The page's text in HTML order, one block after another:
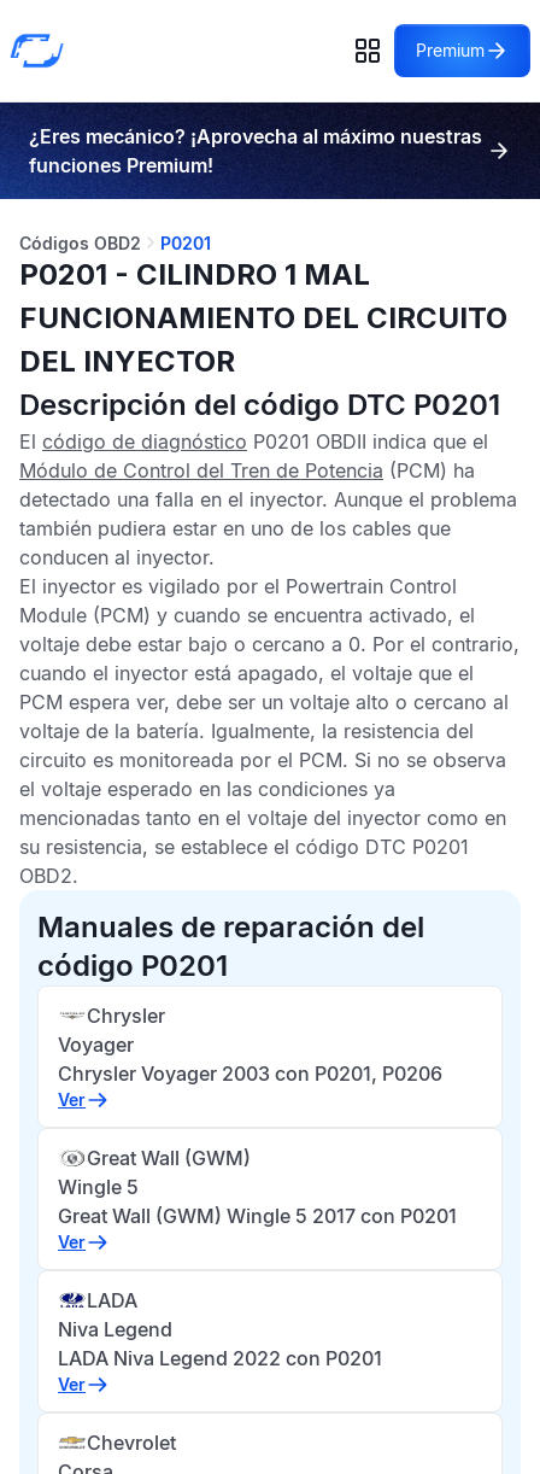
Premium
¿Eres mecánico? ¡Aprovecha al máximo nuestras
funciones Premium!
Códigos OBD2 P0201
P0201 - CILINDRO 1 MAL
FUNCIONAMIENTO DEL CIRCUITO
DEL INYECTOR
Descripción del código DTC P0201
El código de diagnóstico P0201 OBDII indica que el
Módulo de Control del Tren de Potencia (PCM) ha
detectado una falla en el inyector. Aunque el problema
también pudiera estar en uno de los cables que
conducen al inyector.
El inyector es vigilado por el Powertrain Control
Module (PCM) y cuando se encuentra activado, el
voltaje debe estar bajo o cercano a 0. Por el contrario,
cuando el inyector está apagado, el voltaje que el
PCM espera ver, debe ser un voltaje alto o cercano al
voltaje de la batería. Igualmente, la resistencia del
circuito es monitoreada por el PCM. Si no se observa
el voltaje esperado en las condiciones ya
mencionadas tanto en el voltaje del inyector como en
su resistencia, se establece el código DTC P0201
OBD2.
Manuales de reparación del
código P0201
Chrysler
Voyager
Chrysler Voyager 2003 con P0201, P0206
Ver
Great Wall (GWM)
Wingle 5
Great Wall (GWM) Wingle 5 2017 con P0201
Ver
LADA
Niva Legend
LADA Niva Legend 2022 con P0201
Ver
Chevrolet